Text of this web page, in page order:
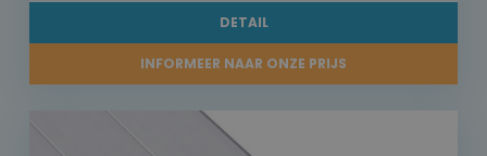
DETAIL
INFORMEER NAAR ONZE PRIJS